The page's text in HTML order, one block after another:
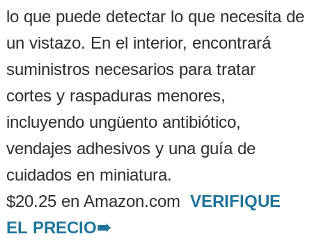
lo que puede detectar lo que necesita de
un vistazo. En el interior, encontrará
suministros necesarios para tratar
cortes y raspaduras menores,
incluyendo ungüento antibiótico,
vendajes adhesivos y una guía de
cuidados en miniatura.
$20.25 en Amazon.comVERIFIQUE
EL PRECIO➠